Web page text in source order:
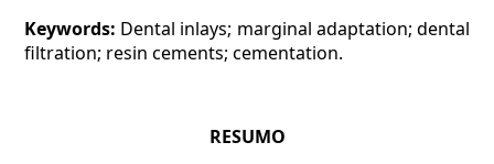
Keywords: Dental inlays; marginal adaptation; dental
filtration; resin cements; cementation.
RESUMO